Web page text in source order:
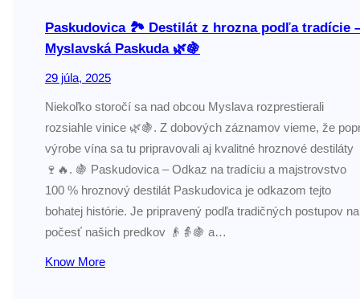
Paskudovica 🏞️ Destilát z hrozna podľa tradície
Myslavská Paskuda 🌿🍇
29 júla, 2025
Niekoľko storočí sa nad obcou Myslava rozprestierali
rozsiahle vinice 🌿🍇. Z dobových záznamov vieme, že
výrobe vína sa tu pripravovali aj kvalitné hroznové destiláty
🍷🔥. 🍇 Paskudovica – Odkaz na tradíciu a majstrovstvo
100 % hroznový destilát Paskudovica je odkazom tejto
bohatej histórie. Je pripravený podľa tradičných postupov na
počesť našich predkov 👴👵🍇 a…
Know More